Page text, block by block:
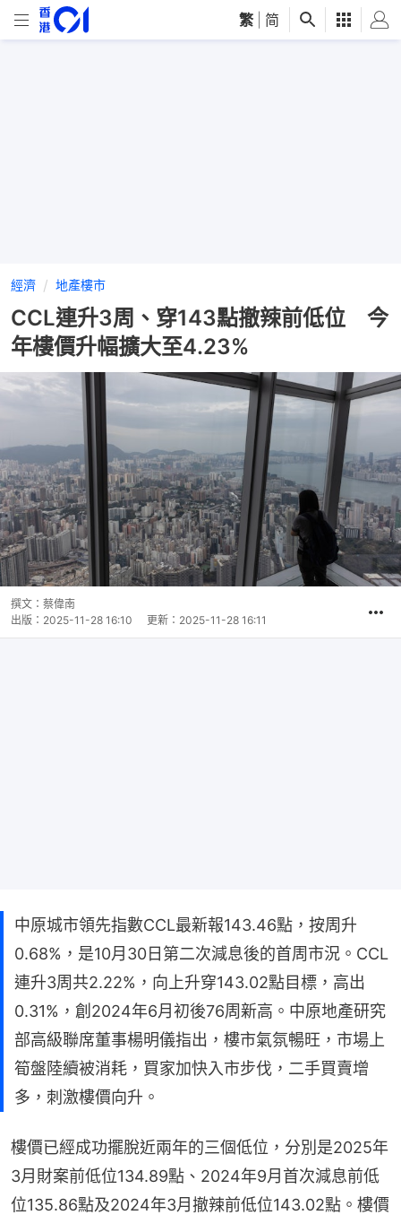
繁 简
經濟 地產樓市
CCL連升3周、穿143點撤辣前低位 今
年樓價升幅擴大至4.23%
撰文： 蔡偉南
出版： 2025-11-28 16:10 更新： 2025-11-28 16:11
中原城市領先指數CCL最新報143.46點，按周升
0.68%，是10月30日第二次減息後的首周市況。CCL
連升3周共2.22%，向上升穿143.02點目標，高出
0.31%，創2024年6月初後76周新高。中原地產研究
部高級聯席董事楊明儀指出，樓市氣氛暢旺，市場上
筍盤陸續被消耗，買家加快入市步伐，二手買賣增
多，刺激樓價向升。
樓價已經成功擺脫近兩年的三個低位，分別是2025年
3月財案前低位134.89點、2024年9月首次減息前低
位135.86點及2024年3月撤辣前低位143.02點。樓價